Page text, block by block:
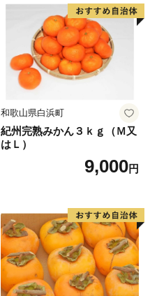
和歌山県白浜町
紀州完熟みかん３ｋｇ（Ｍ又
はＬ）
9,000円